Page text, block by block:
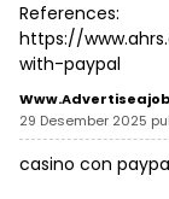
References:
https://
with-paypal
29 Desember 2025
casino con